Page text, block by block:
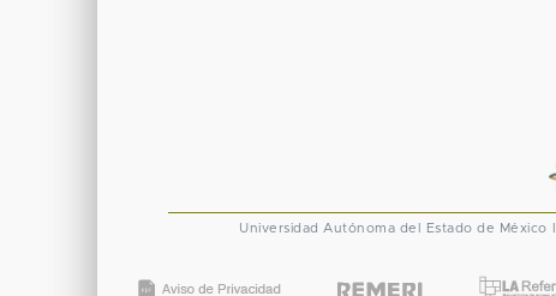
Universidad Autónoma del Estado de México